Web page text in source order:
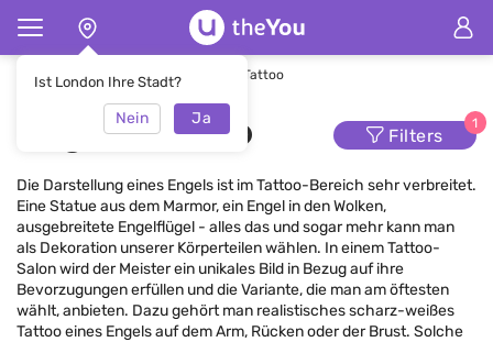
Ist London Ihre Stadt?
Nein Ja
Hauptseite Tätowierung Engel-Tattoo
Engel-Tattoo Filters
1
Die Darstellung eines Engels ist im Tattoo-Bereich sehr verbreitet.
Eine Statue aus dem Marmor, ein Engel in den Wolken,
ausgebreitete Engelflügel - alles das und sogar mehr kann man
als Dekoration unserer Körperteilen wählen. In einem Tattoo-
Salon wird der Meister ein unikales Bild in Bezug auf ihre
Bevorzugungen erfüllen und die Variante, die man am öftesten
wählt, anbieten. Dazu gehört man realistisches scharz-weißes
Tattoo eines Engels auf dem Arm, Rücken oder der Brust. Solche